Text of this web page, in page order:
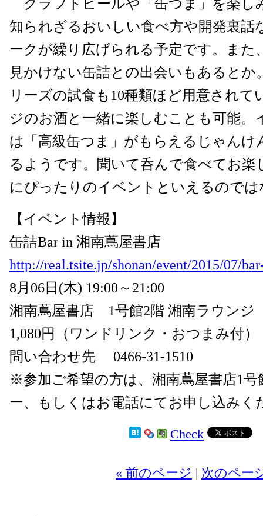
クラフトビールや「缶つま」を楽し
知られざるおいしい食べ方や開発裏話
ークが繰り広げられる予定です。また
見かけない缶詰との出会いもあるとか
リーズの試食も10種類ほど用意されて
ジのお酒と一緒に楽しむことも可能。
は「高級缶つま」がもらえるじゃんけ
るようです。聞いて呑んで食べてお楽
にぴったりのイベントといえるので
【イベント情報】
缶詰Bar in 湘南蔦屋書店
http://real.tsite.jp/shonan/event/2015/07/
8月06日(木) 19:00～21:00
湘南蔦屋書店 1号館2階 湘南ラウンジ
1,080円（ワンドリンク・おつまみ付）
問い合わせ先 0466-31-1510
※参加ご希望の方は、湘南蔦屋書店1号
ー、もしくはお電話にてお申し込みく
Check
« 前のページ | 次のペー